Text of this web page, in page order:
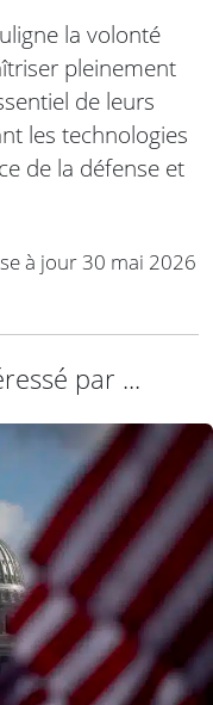
la volonté
pleinement
de leurs
les technologies
de la défense et
à jour 30 mai 2026
par ...